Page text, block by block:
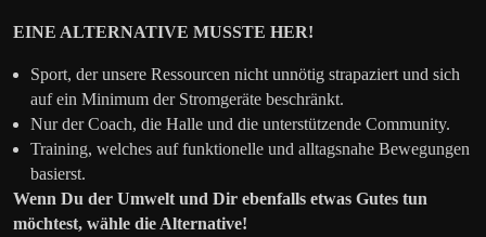
EINE ALTERNATIVE MUSSTE HER!
Sport, der unsere Ressourcen nicht unnötig strapaziert und sich
auf ein Minimum der Stromgeräte beschränkt.
Nur der Coach, die Halle und die unterstützende Community.
Training, welches auf funktionelle und alltagsnahe Bewegungen
basierst.
Wenn Du der Umwelt und Dir ebenfalls etwas Gutes tun
möchtest, wähle die Alternative!